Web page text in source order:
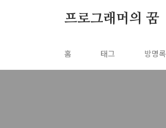
프로그래머의 꿈
홈 태그 방명록